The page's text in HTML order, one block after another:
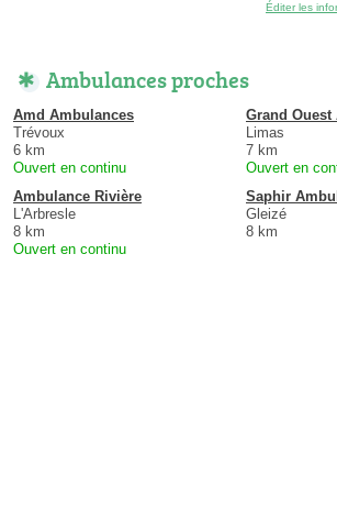
Éditer les
Ambulances proches
Amd Ambulances
Trévoux
6 km
Ouvert en continu
Grand
Limas
7 km
Ouvert en
Ambulance Rivière
L'Arbresle
8 km
Ouvert en continu
Saphir
Gleizé
8 km